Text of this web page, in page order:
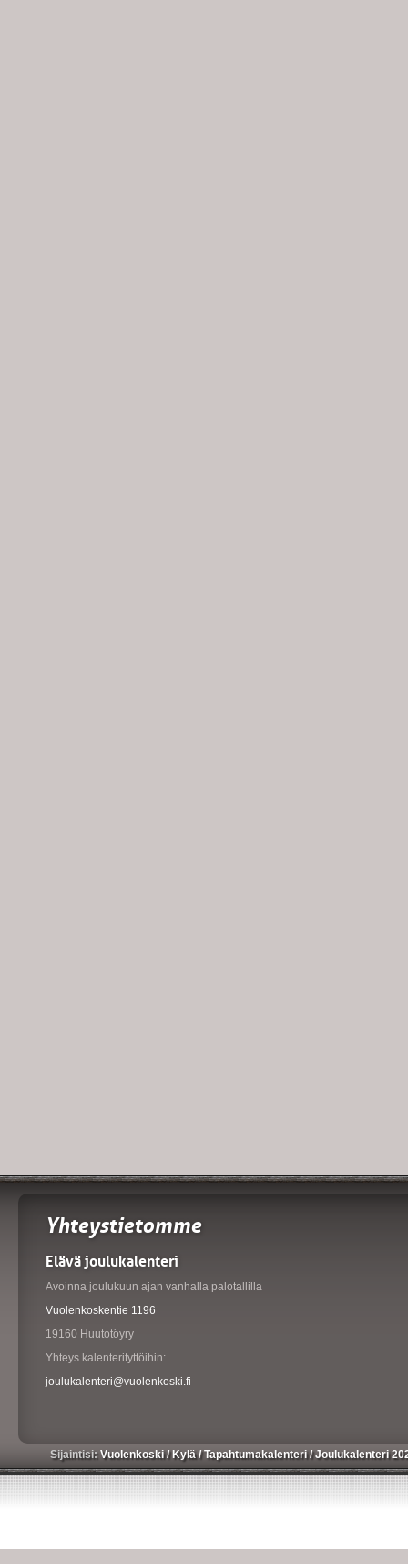
Yhteystietomme
Elävä joulukalenteri
Avoinna joulukuun ajan vanhalla palotallilla
Vuolenkoskentie 1196
19160 Huutotöyry
Yhteys kalenterityttöihin:
joulukalenteri@vuolenkoski.fi
Sijaintisi:Vuolenkoski/ Kylä/Tapahtumakalenteri/Joulukalenteri